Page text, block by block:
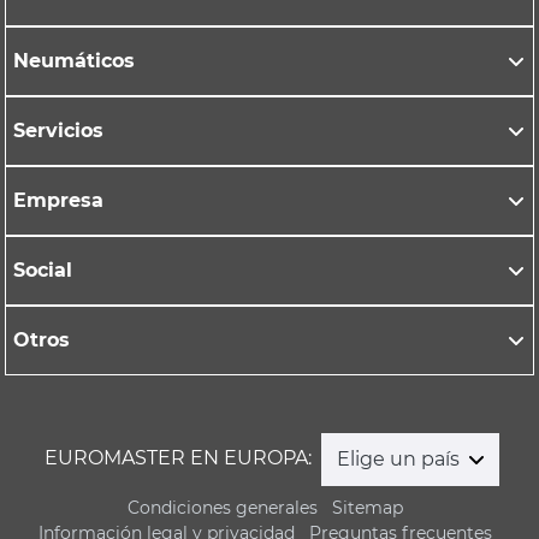
Neumáticos
Servicios
Empresa
Social
Otros
EUROMASTER EN EUROPA: Elige un país
Condiciones generales
Sitemap
Información legal y privacidad
Preguntas frecuentes